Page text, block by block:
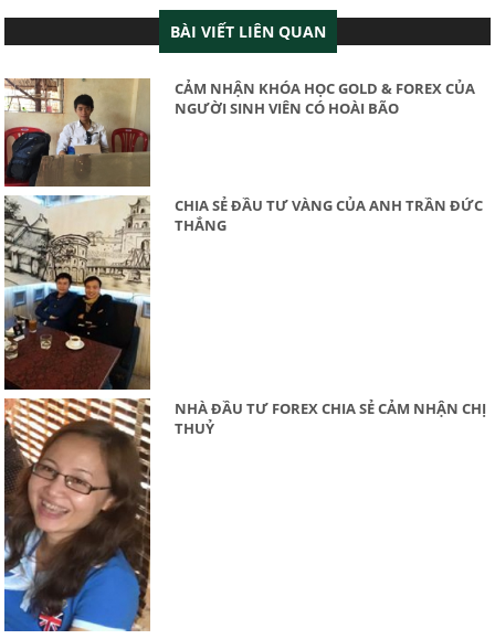
BÀI VIẾT LIÊN QUAN
CẢM NHẬN KHÓA HỌC GOLD & FOREX CỦA
NGƯỜI SINH VIÊN CÓ HOÀI BÃO
CHIA SẺ ĐẦU TƯ VÀNG CỦA ANH TRẦN ĐỨC
THẮNG
NHÀ ĐẦU TƯ FOREX CHIA SẺ CẢM NHẬN CHỊ
THUỶ